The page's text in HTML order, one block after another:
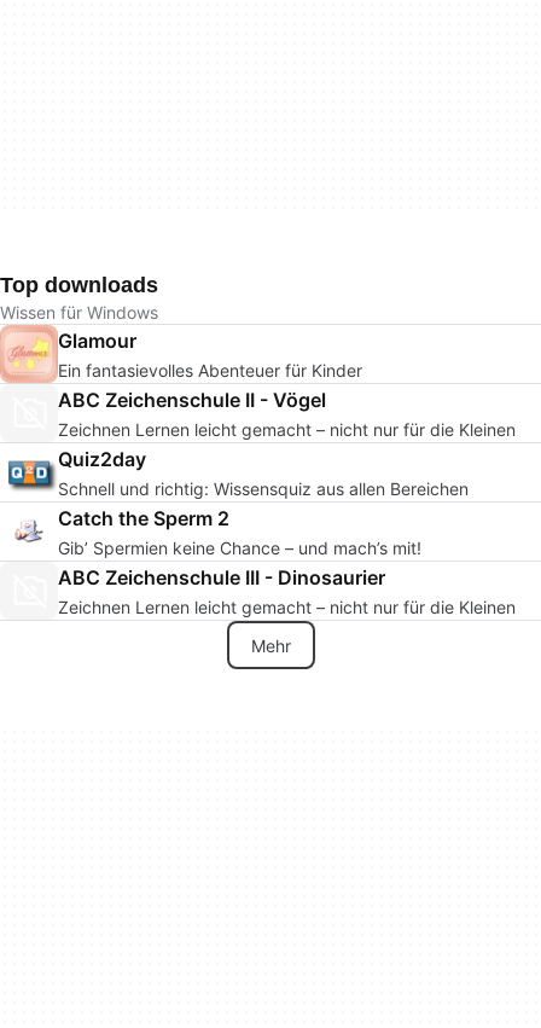
Top downloads
Wissen für Windows
Glamour
Ein fantasievolles Abenteuer für Kinder
ABC Zeichenschule II - Vögel
Zeichnen Lernen leicht gemacht – nicht nur für die Kleinen
Quiz2day
Schnell und richtig: Wissensquiz aus allen Bereichen
Catch the Sperm 2
Gib’ Spermien keine Chance – und mach’s mit!
ABC Zeichenschule III - Dinosaurier
Zeichnen Lernen leicht gemacht – nicht nur für die Kleinen
Mehr